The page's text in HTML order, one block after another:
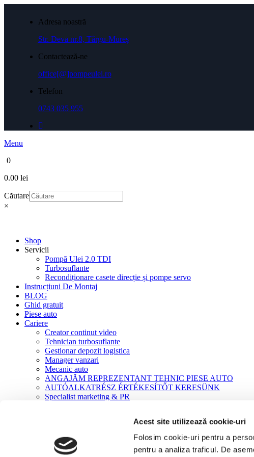
Acest site utilizează cookie-uri
Folosim cookie-uri pentru a
pentru a analiza traficul. De
Adresa noastră
Str. Deva nr.8, Târgu-Mureș
Contactează-ne
office[@]pompeulei.ro
Telefon
0743 035 955
Menu
0
0.00 lei
Căutare
×
Shop
Servicii
Pompă Ulei 2.0 TDI
Turbosuflante
Recondiționare casete direcție și pompe servo
Instrucțiuni De Montaj
BLOG
Ghid gratuit
Piese auto
Cariere
Creator continut video
Tehnician turbosuflante
Gestionar depozit logistica
Manager vanzari
Mecanic auto
ANGAJĂM REPREZENTANT TEHNIC PIESE AUTO
AUTÓALKATRÉSZ ÉRTÉKESÍTŐT KERESÜNK
Specialist marketing & PR
Turbosuflante NOI
Volvo FH/FM/FMX/NH 9/10/11/12/13/16 MD13